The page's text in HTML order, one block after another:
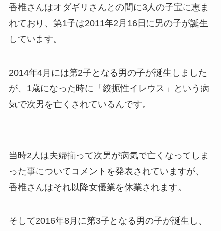
香椎さんはオダギリさんとの間に3人の子宝に恵ま
れており、第1子は2011年2月16日に男の子が誕生
しています。
2014年4月には第2子となる男の子が誕生しました
が、1歳になった時に「絞扼性イレウス」という病
気で次男を亡くされているんです。
当時2人は夫婦揃って次男が病気で亡くなってしま
った事についてコメントを発表されていますが、
香椎さんはそれ以降女優業を休業されます。
そして2016年8月に第3子となる男の子が誕生し、